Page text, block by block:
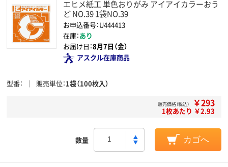
エヒメ紙工 単色おりがみ アイアイカラーおう
ど NO.39 1袋NO.39
お申込番号：U444413
在庫：あり
お届け日：8月7日（金）
アスクル在庫商品
型番 販売単位 1袋（100枚入）
販売価格（税込） ￥293
1枚あたり ￥2.93
数量 カゴへ